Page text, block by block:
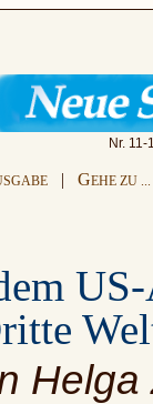
Nr.
| GEHE ZU ...